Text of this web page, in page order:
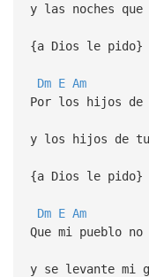
y las noches
{a Dios le pido}
Dm E Am
Por los hijos de
y los hijos de
{a Dios le pido}
Dm E Am
Que mi pueblo
y se levante mi